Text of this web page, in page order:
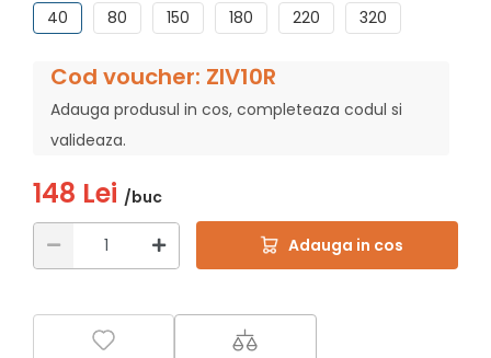
40
80 150 180 220 320
Cod voucher: ZIV10R
Adauga produsul in cos, completeaza codul si
valideaza.
148 Lei /buc
Adauga in cos